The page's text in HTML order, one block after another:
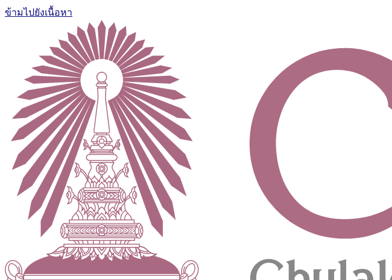
ข้ามไปยังเนื้อหา